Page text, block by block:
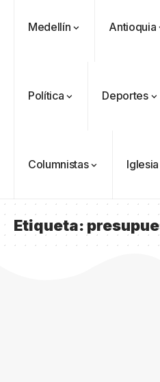
Medellín Antioquia
Política Deportes
Columnistas Iglesia
Etiqueta: